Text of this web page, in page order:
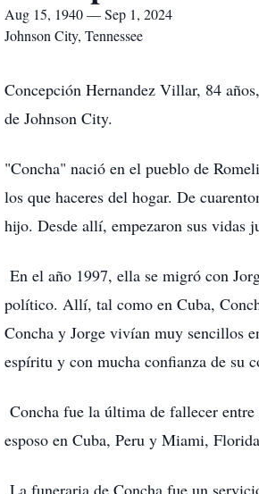
Aug 15, 1940 — Sep 1, 2024
Johnson City, Tennessee
Concepción Hernandez Villar, 84
de Johnson City.
"Concha" nació en el pueblo de
los que haceres del hogar. De
hijo. Desde allí, empezaron sus vidas
En el año 1997, ella se migró con
político. Allí, tal como en Cuba,
Concha y Jorge vivían muy sencillos
espíritu y con mucha confianza de su
Concha fue la última de fallecer
esposo en Cuba, Peru y Miami,
La funeraria de Concha fue un